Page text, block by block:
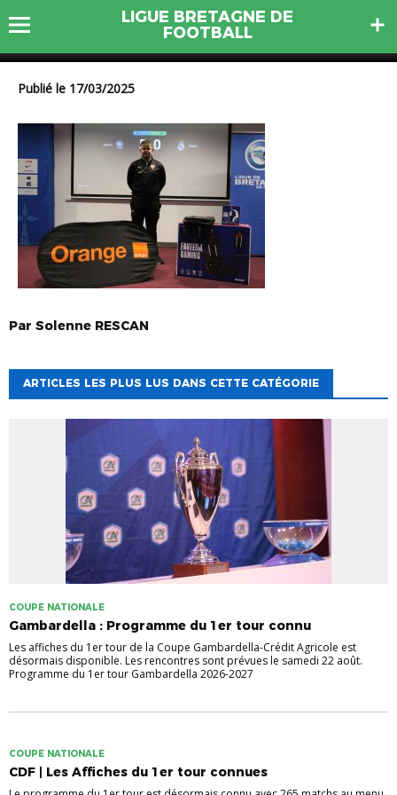
LIGUE BRETAGNE DE
FOOTBALL
IMG_7192
Publié le 17/03/2025
Par Solenne RESCAN
ARTICLES LES PLUS LUS DANS CETTE CATÉGORIE
COUPE NATIONALE
Gambardella : Programme du 1er tour connu
Les affiches du 1er tour de la Coupe Gambardella-Crédit Agricole est
désormais disponible. Les rencontres sont prévues le samedi 22 août.
Programme du 1er tour Gambardella 2026-2027
COUPE NATIONALE
CDF | Les Affiches du 1er tour connues